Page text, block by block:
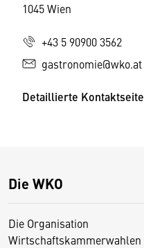
1045 Wien
+43 5 90900 3562
gastronomie@wko.at
Detaillierte Kontaktseite
Die WKO
Die Organisation
Wirtschaftskammerwahlen